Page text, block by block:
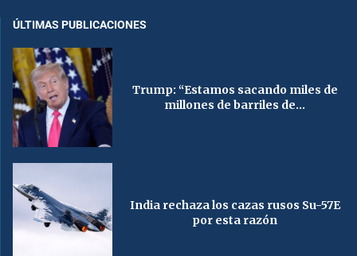
ÚLTIMAS PUBLICACIONES
Trump: “Estamos sacando miles de
millones de barriles de...
India rechaza los cazas rusos Su-57E
por esta razón